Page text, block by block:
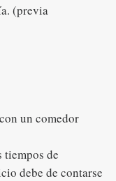
(previa
un comedor
de
debe de contarse